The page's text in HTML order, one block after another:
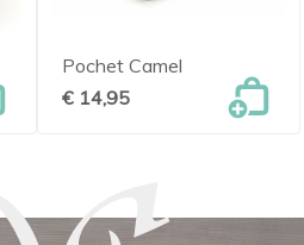
Pochet Camel
€ 14,95